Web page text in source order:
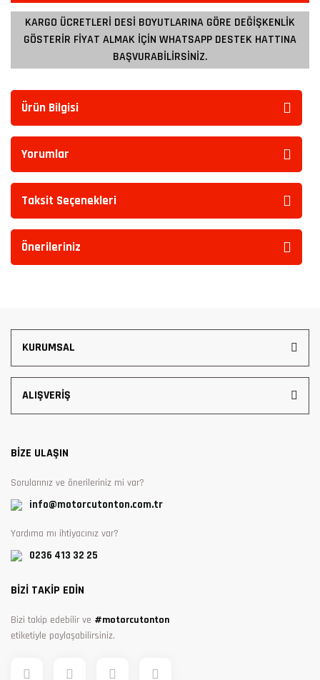
KARGO ÜCRETLERİ DESİ BOYUTLARINA GÖRE DEĞİŞKENLİK
GÖSTERİR FİYAT ALMAK İÇİN WHATSAPP DESTEK HATTINA
BAŞVURABİLİRSİNİZ.
Ürün Bilgisi
Yorumlar
Taksit Seçenekleri
Önerileriniz
KURUMSAL
ALIŞVERİŞ
BİZE ULAŞIN
Sorularınız ve önerileriniz mi var?
info@motorcutonton.com.tr
Yardıma mı ihtiyacınız var?
0236 413 32 25
BİZİ TAKİP EDİN
Bizi takip edebilir ve #motorcutonton
etiketiyle paylaşabilirsiniz.